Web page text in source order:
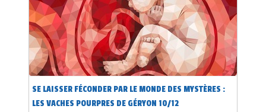
SE LAISSER FÉCONDER PAR LE MONDE DES MYSTÈRES :
LES VACHES POURPRES DE GÉRYON 10/12